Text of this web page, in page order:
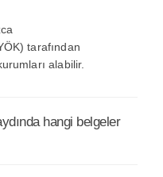
tarafından
alabilir.
hangi belgeler